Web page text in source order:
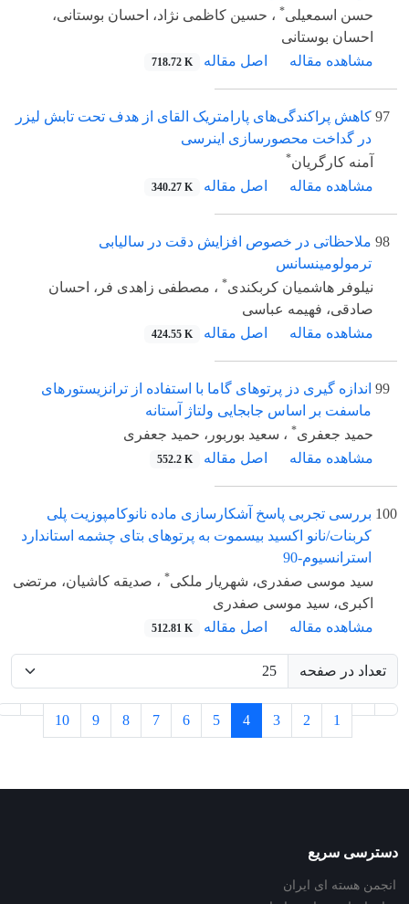
حسن اسمعیلی* ، حسین کاظمی نژاد، احسان بوستانی،
احسان بوستانی
مشاهده مقاله
اصل مقاله 718.72 K
97 کاهش پراکندگی‌های پارامتریک القای از هدف تحت تابش لیزر
در گداخت محصورسازی اینرسی
آمنه کارگریان*
مشاهده مقاله اصل مقاله 340.27 K
98 ملاحظاتی در خصوص افزایش دقت در سالیابی
ترمولومینسانس
نیلوفر هاشمیان کربکندی* ، مصطفی زاهدی فر، احسان
صادقی، فهیمه عباسی
مشاهده مقاله
اصل مقاله 424.55 K
99 اندازه گیری دز پرتوهای گاما با استفاده از ترانزیستورهای
ماسفت بر اساس جابجایی ولتاژ آستانه
حمید جعفری* ، سعید بوربور، حمید جعفری
مشاهده مقاله
اصل مقاله 552.2 K
100 بررسی تجربی پاسخ آشکارسازی ماده نانوکامپوزیت پلی
کربنات/نانو اکسید بیسموت به پرتوهای بتای چشمه استاندارد
استرانسیوم-90
سید موسی صفدری، شهریار ملکی* ، صدیقه کاشیان، مرتضی
اکبری، سید موسی صفدری
مشاهده مقاله
اصل مقاله 512.81 K
تعداد در صفحه
1
2
3
4
5
6
7
8
9
10
دسترسی سریع
انجمن هسته ای ایران